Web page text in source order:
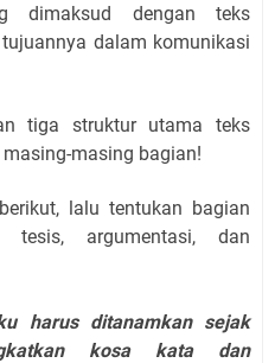
dimaksud dengan teks
dalam komunikasi
tiga struktur utama teks
masing bagian!
lalu tentukan bagian
tesis, argumentasi, dan
harus ditanamkan sejak
kosa kata dan